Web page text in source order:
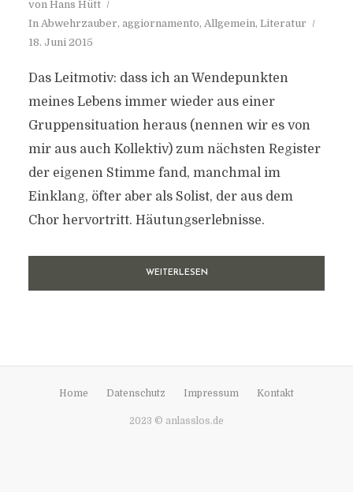
von Hans Hütt
In Abwehrzauber, aggiornamento, Allgemein, Literatur
18. Juni 2015
Das Leitmotiv: dass ich an Wendepunkten
meines Lebens immer wieder aus einer
Gruppensituation heraus (nennen wir es von
mir aus auch Kollektiv) zum nächsten Register
der eigenen Stimme fand, manchmal im
Einklang, öfter aber als Solist, der aus dem
Chor hervortritt. Häutungserlebnisse.
WEITERLESEN
Home Datenschutz Impressum Kontakt
2023 © anlasslos.de